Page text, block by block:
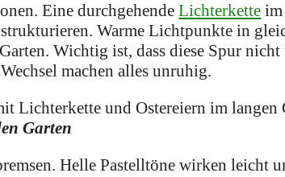
Eine durchgehendeLichterkette im
Warme Lichtpunkte in
Wichtig ist, dass diese Spur
machen alles unruhig.
Garten
Helle Pastelltöne wirken leicht